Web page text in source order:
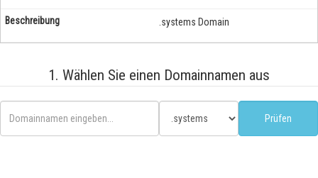
.systems Domain
1. Wählen Sie einen Domainnamen aus